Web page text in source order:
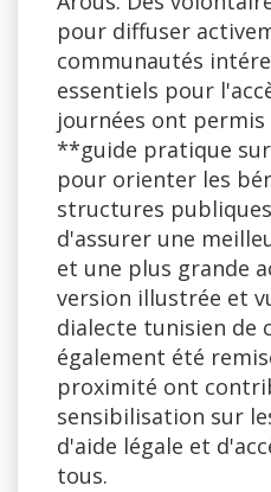
pour diffuser
communautés
essentiels pour
journées ont
**guide pratique
pour orienter les
structures
d'assurer une
et une plus grande
version illustrée et
dialecte tunisien de
également été
proximité ont
sensibilisation sur
d'aide légale et
tous.